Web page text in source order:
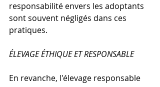
responsabilité envers les adoptants
sont souvent négligés dans ces
pratiques.
ÉLEVAGE ÉTHIQUE ET RESPONSABLE
En revanche, l'élevage responsable